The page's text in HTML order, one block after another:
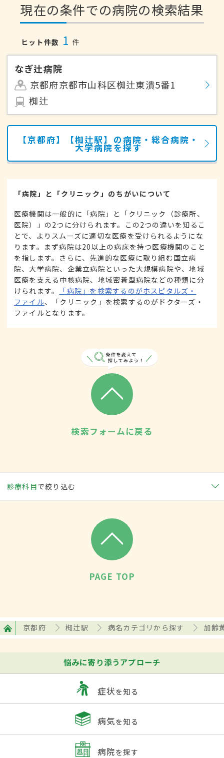
現在の条件での病院の検索結果
ヒット件数 1 件
なぎ辻病院
京都府京都市山科区椥辻東潰5番1
椥辻
【京都府】【椥辻駅】の病院・総合病院・
大学病院を探す
「病院」と「クリニック」のちがいについて
医療機関は一般的に「病院」と「クリニック（診療所、
医院）」の2つに分けられます。この2つの違いを知るこ
とで、よりスムーズに適切な医療を受けられるようにな
ります。まず病院は20以上の病床を持つ医療機関のこと
を指します。さらに、先進的な医療に取り組む国立病
院、大学病院、企業立病院といった大規模病院や、地域
医療を支える中核病院、地域密着型病院などの種類に分
けられます。
「病院」を検索するのがホスピタルズ・
ファイル、「クリニック」を検索するのがドクターズ・
ファイルとなります。
検索フォームに戻る
診療科目で絞り込む
PAGE TOP
京都府 椥辻駅 病名カテゴリから探す 加齢
悩みに寄り添うアプローチ
症状を知る
病気を知る
病院を探す